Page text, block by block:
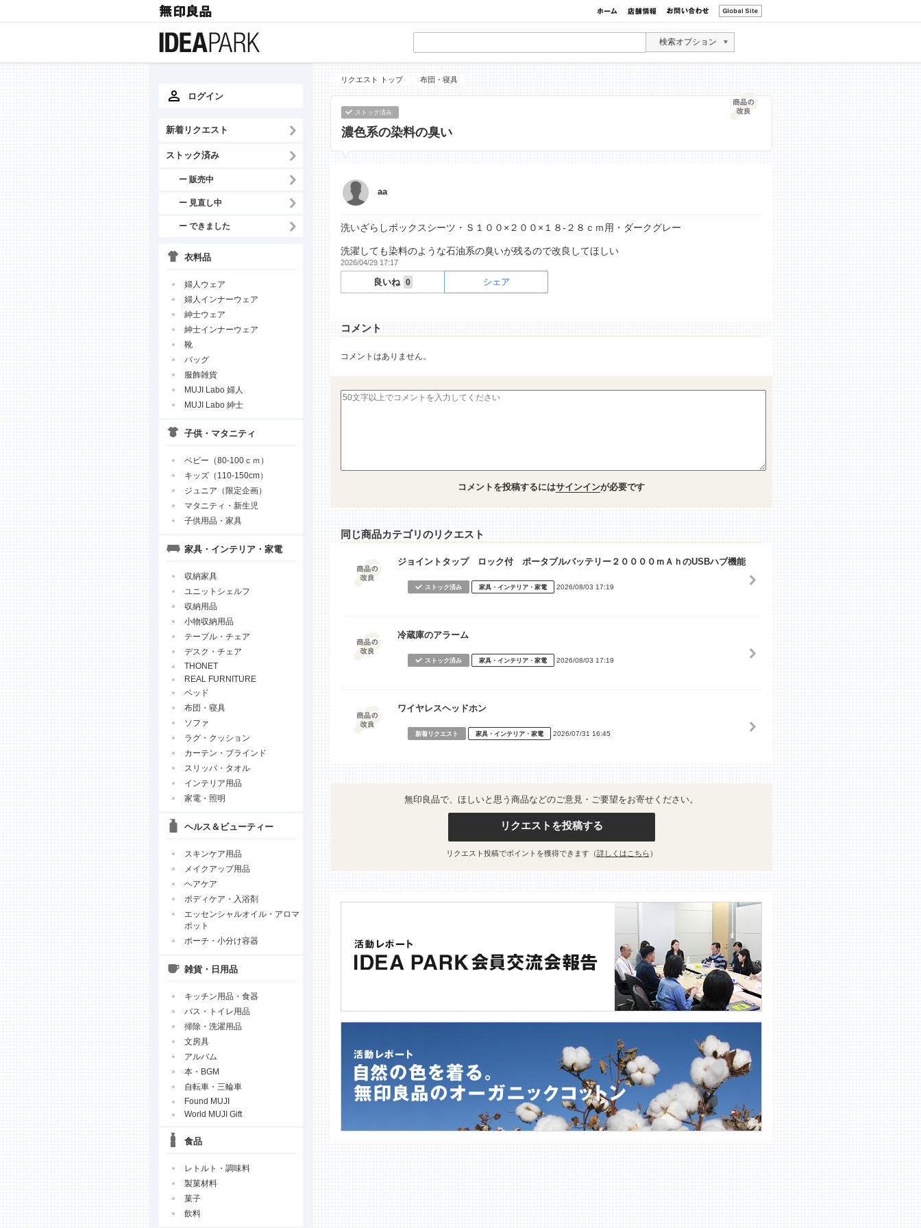
検索オプション
ログイン
新着リクエスト
ストック済み
ー 販売中
ー 見直し中
ー できました
衣料品
婦人ウェア
婦人インナーウェア
紳士ウェア
紳士インナーウェア
靴
バッグ
服飾雑貨
MUJI Labo 婦人
MUJI Labo 紳士
子供・マタニティ
ベビー（80-100ｃｍ）
キッズ（110-150cm）
ジュニア（限定企画）
マタニティ・新生児
子供用品・家具
家具・インテリア・家電
収納家具
ユニットシェルフ
収納用品
小物収納用品
テーブル・チェア
デスク・チェア
THONET
REAL FURNITURE
ベッド
布団・寝具
ソファ
ラグ・クッション
カーテン・ブラインド
スリッパ・タオル
インテリア用品
家電・照明
ヘルス＆ビューティー
スキンケア用品
メイクアップ用品
ヘアケア
ボディケア・入浴剤
エッセンシャルオイル・アロマ
ポット
ポーチ・小分け容器
雑貨・日用品
キッチン用品・食器
バス・トイレ用品
掃除・洗濯用品
文房具
アルバム
本・BGM
自転車・三輪車
Found MUJI
World MUJI Gift
食品
レトルト・調味料
製菓材料
菓子
飲料
リクエスト トップ 布団・寝具
ストック済み
濃色系の染料の臭い
aa
洗いざらしボックスシーツ・Ｓ１００×２００×１８‐２８ｃｍ用・ダークグレー
洗濯しても染料のような石油系の臭いが残るので改良してほしい
2026/04/29 17:17
良いね 0 シェア
コメント
コメントはありません。
コメントを投稿するにはサインインが必要です
同じ商品カテゴリのリクエスト
ジョイントタップ ロック付 ポータブルバッテリー２００００ｍＡｈのUSBハブ機能
ストック済み 家具・インテリア・家電 2026/08/03 17:19
冷蔵庫のアラーム
ストック済み 家具・インテリア・家電 2026/08/03 17:19
ワイヤレスヘッドホン
新着リクエスト 家具・インテリア・家電 2026/07/31 16:45
無印良品で、ほしいと思う商品などのご意見・ご要望をお寄せください。
リクエストを投稿する
リクエスト投稿でポイントを獲得できます（詳しくはこちら ）